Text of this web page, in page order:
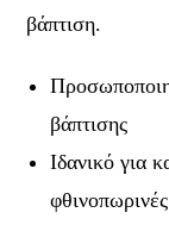
βάπτιση.
βάπτισης
Ιδανικό για